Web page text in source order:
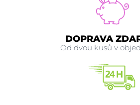
DOPRAVA
Od dvou kusů v